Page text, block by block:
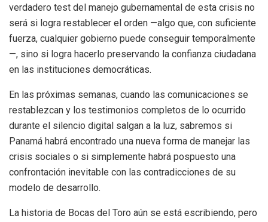
verdadero test del manejo gubernamental de esta crisis no
será si logra restablecer el orden —algo que, con suficiente
fuerza, cualquier gobierno puede conseguir temporalmente
—, sino si logra hacerlo preservando la confianza ciudadana
en las instituciones democráticas.
En las próximas semanas, cuando las comunicaciones se
restablezcan y los testimonios completos de lo ocurrido
durante el silencio digital salgan a la luz, sabremos si
Panamá habrá encontrado una nueva forma de manejar las
crisis sociales o si simplemente habrá pospuesto una
confrontación inevitable con las contradicciones de su
modelo de desarrollo.
La historia de Bocas del Toro aún se está escribiendo, pero